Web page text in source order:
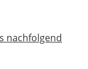
nachfolgend